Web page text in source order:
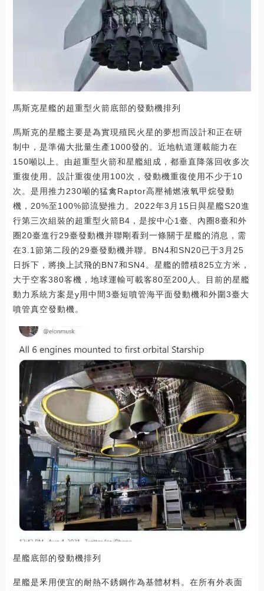
馬斯克星艦的超重型火箭底部的發動機排列
馬斯克的星艦主要是為實現殖民火星的夢想而設計和正在研
制中，是準備大批量生產1000發的。近地軌道運載能力在
150噸以上。由超重型火箭和星艦組成，都垂直降落回收多次
重復使用。設計重復使用100次，發動機重復使用不少于10
次。是用推力230噸的猛禽Raptor高壓補燃液氧甲烷發動
機，20%至100%節流變推力。2022年3月15日與星艦S20進
行第三次組裝的超重型火箭B4，是按中心1臺、內圈8臺和外
圈20臺進行29臺發動機并聯剛看到一條關于星艦的消息，需
在3.1節第二段的29臺發動機并聯。BN4和SN20已于3月25
日拆下，將換上試飛的BN7和SN4。星艦的體積825立方米，
大于空客380客機，地球運輸可載客80至200人。目前的星艦
動力系統方案是y用中間3臺短噴管海平面發動機和外圍3臺大
噴管真空發動機。
星艦底部的發動機排列
星艦是釆用便宜的耐熱不銹鋼作為基體材料。在所有外表面